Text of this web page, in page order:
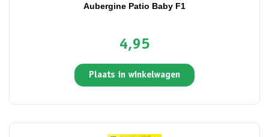
Aubergine Patio Baby F1
4,95
Plaats in winkelwagen